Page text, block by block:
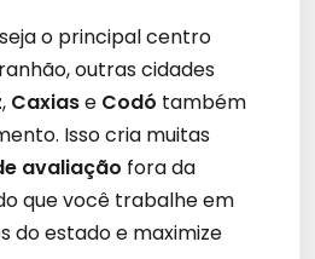
o principal centro
outras cidades
, Caxiase Codó também
Isso cria muitas
avaliação fora da
que você trabalhe em
do estado e maximize